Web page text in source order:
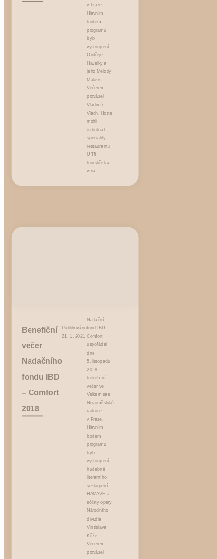
v Praze.
Hlavním
bodem
programu
bylo
vystoupení
Ondřeje
Havelky a
jeho Melody
Makers.
Večerem
provázel
Vladimír
Vlach. Hosté
mohli
ochutnat
speciality
restaurantu
U Tří
housliček a
vína…
Benefiční
večer
Nadačního
fondu IBD
– Comfort
2018
Publikováno
21. 1. 2021
Nadační
fond IBD-
Comfort
uspořádal
dne
5. listopadu
2018
benefiční
večer ve
Velkém sále
Novoměstské
radnice
v Praze.
Hlavním
bodem
programu
bylo
vystoupení
hudebně
literárního
seskupení
HAMAVE a
sólisty opery
Národního
divadla
Vratislava
Kříže.
Večerem
provázel